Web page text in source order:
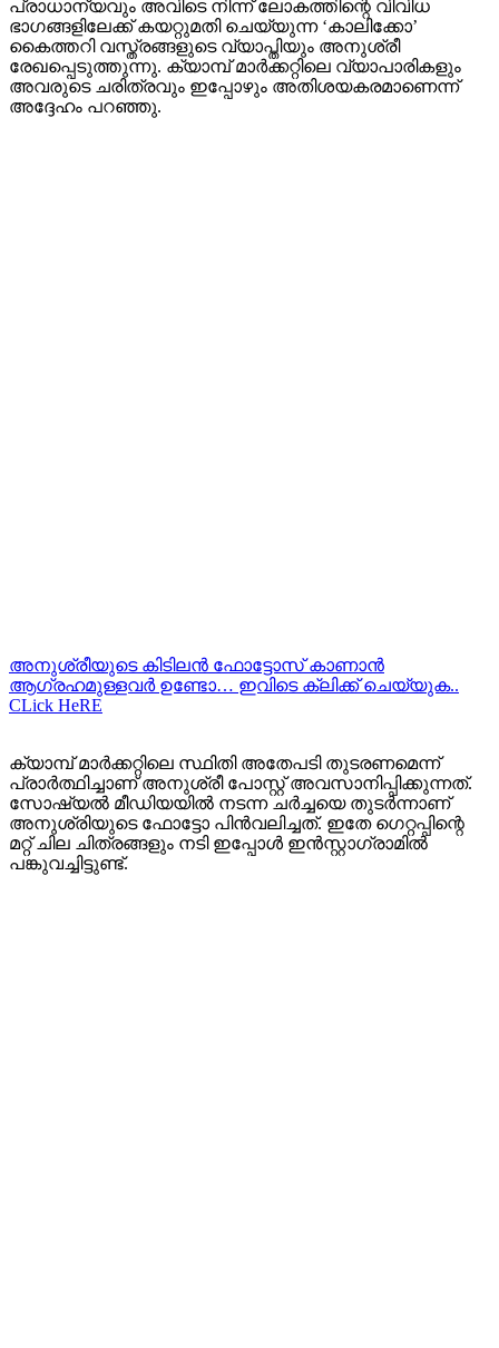
പ്രാധാന്യവും അവിടെ നിന്ന് ലോകത്തിന്റെ വിവിധ
ഭാഗങ്ങളിലേക്ക് കയറ്റുമതി ചെയ്യുന്ന ‘കാലിക്കോ’
കൈത്തറി വസ്ത്രങ്ങളുടെ വ്യാപ്തിയും അനുശ്രീ
രേഖപ്പെടുത്തുന്നു. ക്യാമ്പ് മാർക്കറ്റിലെ വ്യാപാരികളും
അവരുടെ ചരിത്രവും ഇപ്പോഴും അതിശയകരമാണെന്ന്
അദ്ദേഹം പറഞ്ഞു.
അനുശ്രീയുടെ കിടിലന്‍ ഫോട്ടോസ് കാണാന്‍
ആഗ്രഹമുള്ളവര്‍ ഉണ്ടോ… ഇവിടെ ക്ലിക്ക് ചെയ്യുക..
CLick HeRE
ക്യാമ്പ് മാർക്കറ്റിലെ സ്ഥിതി അതേപടി തുടരണമെന്ന്
പ്രാർത്ഥിച്ചാണ് അനുശ്രീ പോസ്റ്റ് അവസാനിപ്പിക്കുന്നത്.
സോഷ്യൽ മീഡിയയിൽ നടന്ന ചർച്ചയെ തുടർന്നാണ്
അനുശ്രിയുടെ ഫോട്ടോ പിൻവലിച്ചത്. ഇതേ ഗെറ്റപ്പിന്റെ
മറ്റ് ചില ചിത്രങ്ങളും നടി ഇപ്പോൾ ഇൻസ്റ്റാഗ്രാമിൽ
പങ്കുവച്ചിട്ടുണ്ട്.